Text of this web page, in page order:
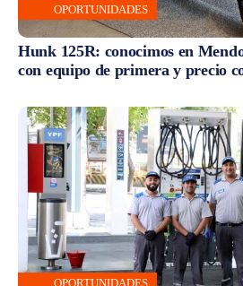
OPORTUNIDADES
Hunk 125R: conocimos en
con equipo de primera y precio
OPORTUNIDADES